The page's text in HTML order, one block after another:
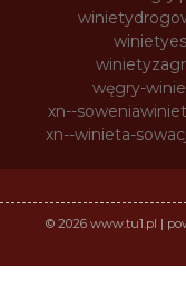
węgry-
xn--
xn--winieta-
© 2026 www.tu1.pl |